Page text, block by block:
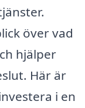
över vad
hjälper
Här är
i en